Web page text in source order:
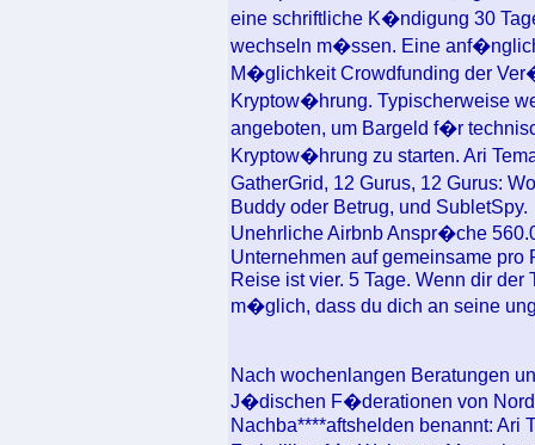
eine schriftliche K�ndigung 30
wechseln m�ssen. Eine
M�glichkeit Crowdfunding der
Kryptow�hrung. Typischerweise
angeboten, um Bargeld f�r
Kryptow�hrung zu starten. Ari
GatherGrid, 12 Gurus, 12 Gurus:
Buddy oder Betrug, und SubletSpy.
Unehrliche Airbnb Anspr�che
Unternehmen auf gemeinsame
Reise ist vier. 5 Tage. Wenn dir der
m�glich, dass du dich an seine
Nach wochenlangen Beratungen
J�dischen F�derationen von
Nachba****aftshelden benannt: Ari